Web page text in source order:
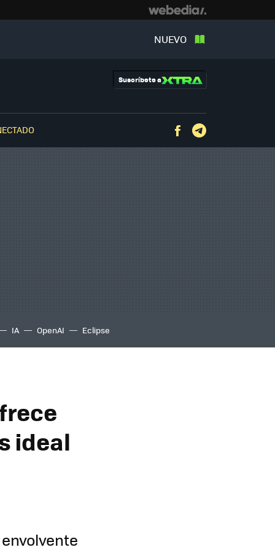
NUEVO
Suscríbete a
Facebook
IA OpenAI Eclipse
ideal